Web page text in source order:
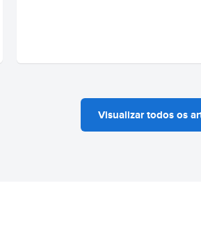
Visualizar todos os